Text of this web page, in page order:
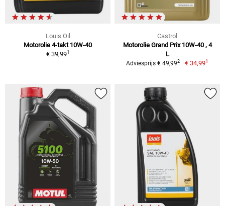
Louis Oil
Motorolie 4-takt 10W-40
€ 39,991
Castrol
Motorolie Grand Prix 10W-40 , 4
L
Adviesprijs € 49,992 € 34,991